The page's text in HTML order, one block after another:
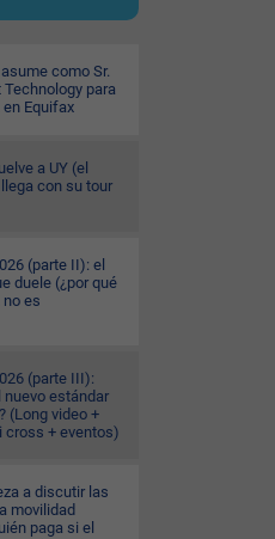
como Sr.
para
Equifax
a UY (el
con su tour
(parte II): el
duele (¿por qué
no es
(parte III):
nuevo estándar
(Long video +
cross + eventos)
a discutir las
movilidad
paga si el